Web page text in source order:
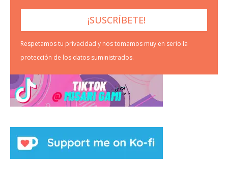
Respetamos tu privacidad y nos tomamos muy en serio la
protección de los datos suministrados.